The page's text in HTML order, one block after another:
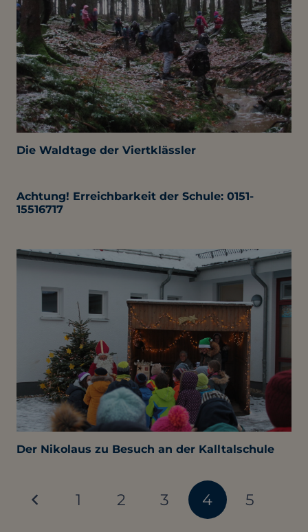
Die Waldtage der Viertklässler
Achtung! Erreichbarkeit der Schule: 0151-
15516717
Der Nikolaus zu Besuch an der Kalltalschule
1 2 3 4 5